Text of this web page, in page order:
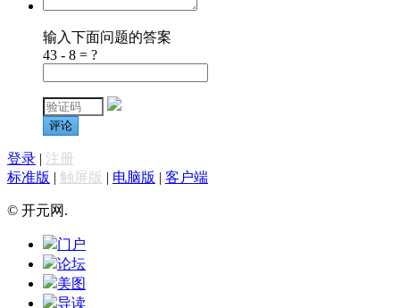
输入下面问题的答案
43 - 8 = ?
评论
登录 | 注册
标准版 | 触屏版 | 电脑版 | 客户端
© 开元网.
门户
论坛
美图
导读